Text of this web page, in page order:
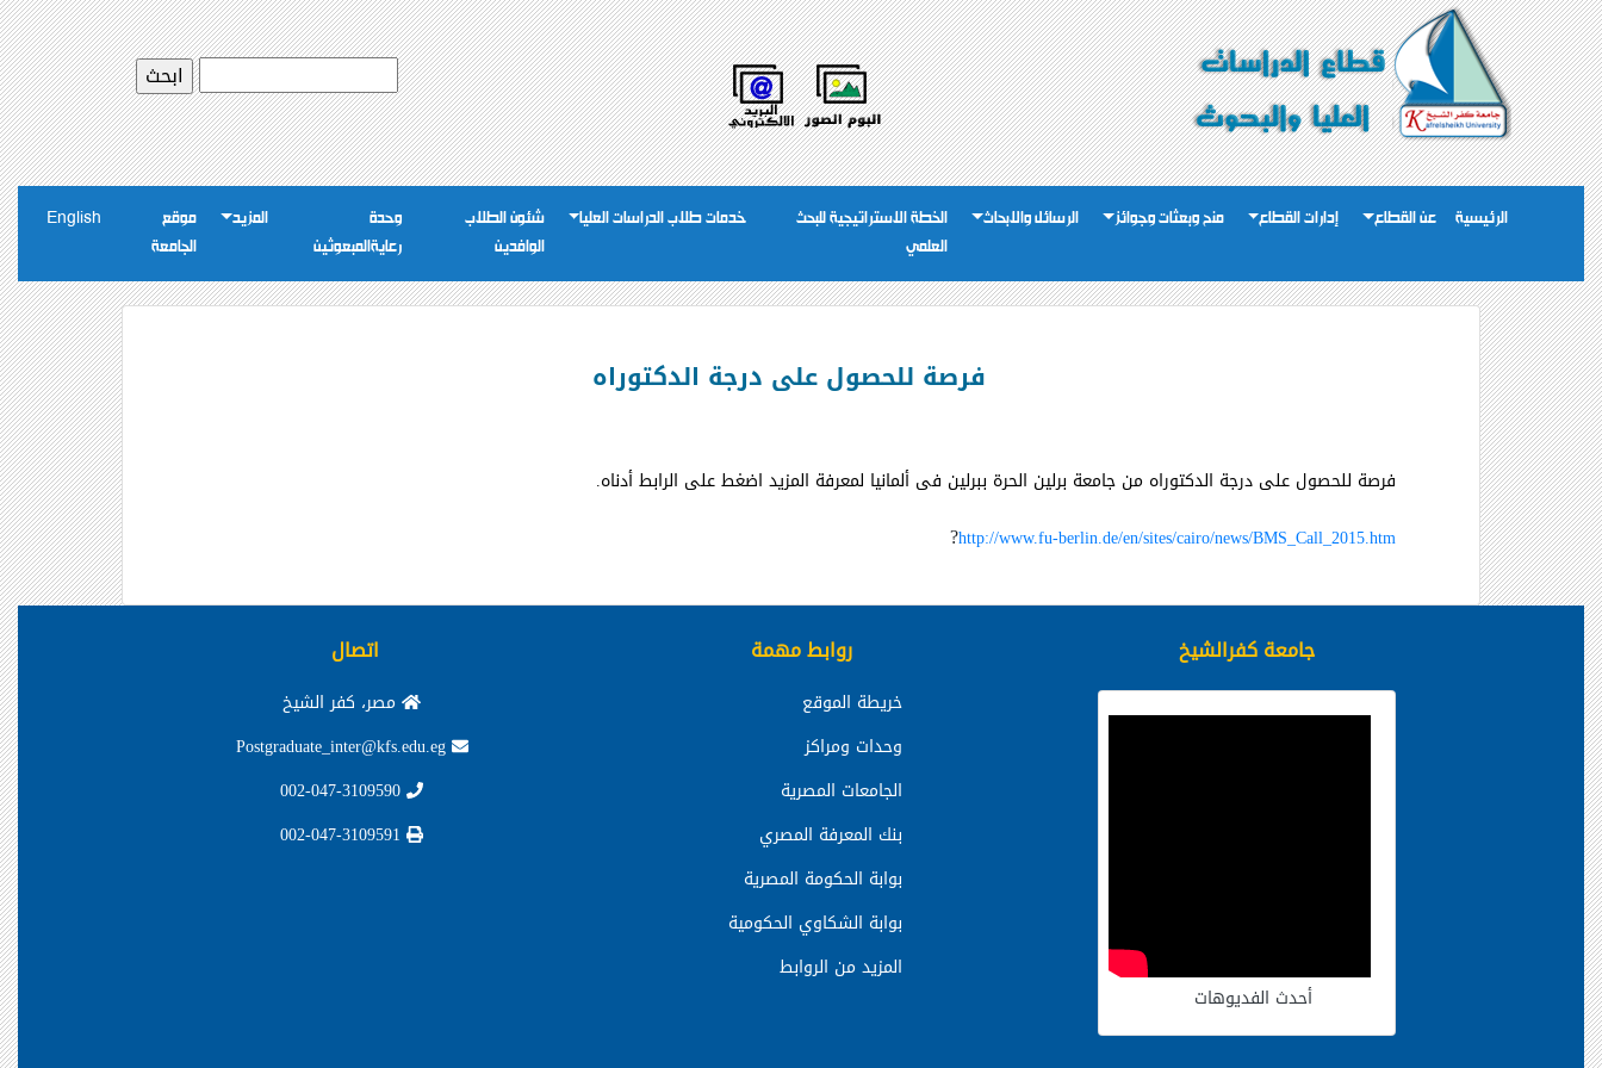
الرئيسية عن القطاع إدارات القطاع منح وبعثات وجوائز الرسائل والابحاث
الخطة الاستراتيجية للبحث
العلمي
خدمات طلاب الدراسات العليا
شئون الطلاب
الوافدين
وحدة
رعايةالمبعوثين
المزيد
موقع
الجامعة
English
فرصة للحصول على درجة الدكتوراه
فرصة للحصول على درجة الدكتوراه من جامعة برلين الحرة ببرلين فى ألمانيا لمعرفة المزيد اضغط على الرابط أدناه.
http://www.fu-berlin.de/en/sites/cairo/news/BMS_Call_2015.htm
?
جامعة كفرالشيخ
أحدث الفديوهات
روابط مهمة
خريطة الموقع
وحدات ومراكز
الجامعات المصرية
بنك المعرفة المصري
بوابة الحكومة المصرية
بوابة الشكاوي الحكومية
المزيد من الروابط
اتصال
مصر، كفر الشيخ
Postgraduate_inter@kfs.edu.eg